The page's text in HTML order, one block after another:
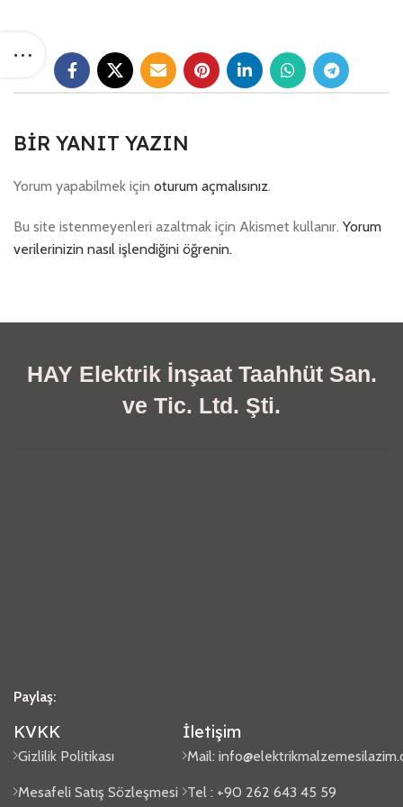
BIR YANIT YAZIN
Yorum yapabilmek için oturum açmalısınız.
Bu site istenmeyenleri azaltmak için Akismet kullanır. Yorum
verilerinizin nasıl işlendiğini öğrenin.
HAY Elektrik İnşaat Taahhüt San.
ve Tic. Ltd. Şti.
Paylaş:
KVKK
Gizlilik Politikası
Mesafeli Satış Sözleşmesi
İletişim
Mail:
Tel : +90 262 643 45 59